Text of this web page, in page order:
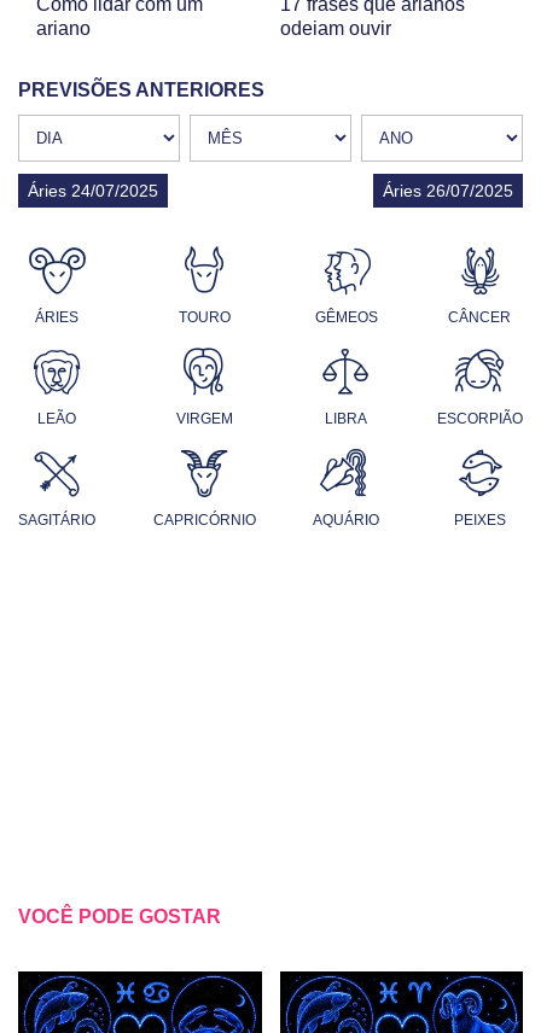
ariano
odeiam ouvir
PREVISÕES ANTERIORES
Áries 24/07/2025 Áries 26/07/2025
ÁRIES TOURO GÊMEOS CÂNCER
LEÃO VIRGEM LIBRA ESCORPIÃO
SAGITÁRIO CAPRICÓRNIO AQUÁRIO PEIXES
VOCÊ PODE GOSTAR